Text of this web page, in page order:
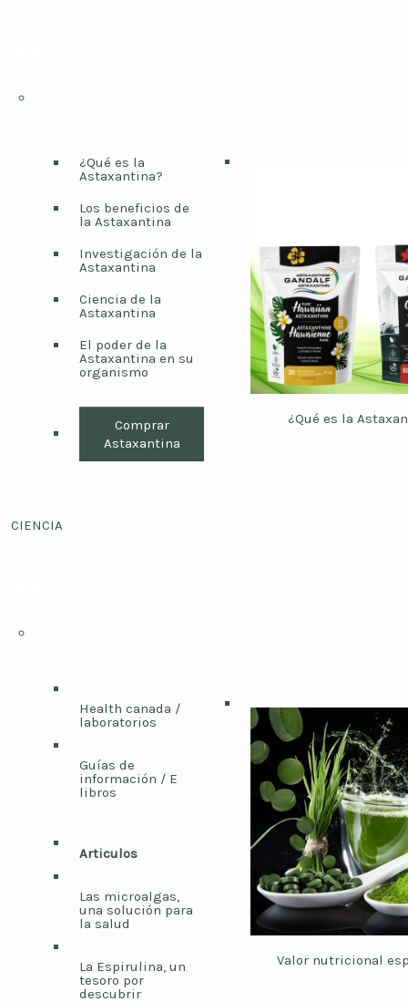
¿Qué es la
Astaxantina?
Los beneficios de
la Astaxantina
Investigación de la
Astaxantina
Ciencia de la
Astaxantina
El poder de la
Astaxantina en su
organismo
Comprar
Astaxantina
¿Qué es la
CIENCIA
Health canada /
laboratorios
Guías de
información / E
libros
Articulos
Las microalgas,
una solución para
la salud
La Espirulina, un
tesoro por
descubrir
Valor nutricional